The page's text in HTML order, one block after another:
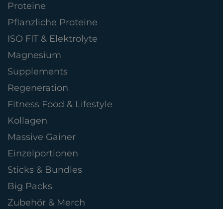
Proteine
Pflanzliche Proteine
ISO FIT & Elektrolyte
Magnesium
Supplements
Regeneration
Fitness Food & Lifestyle
Kollagen
Massive Gainer
Einzelportionen
Sticks & Bundles
Big Packs
Zubehör & Merch